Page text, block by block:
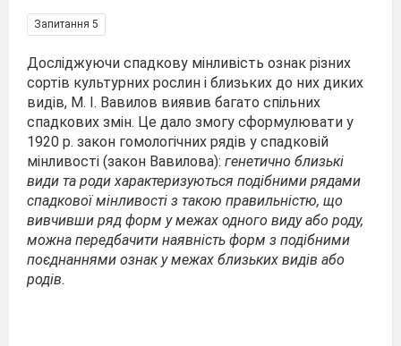
Запитання 5
Досліджуючи спадкову мінливість ознак різних
сортів культурних рослин і близьких до них диких
видів, М. І. Вавилов виявив багато спільних
спадкових змін. Це дало змогу сформулювати у
1920 р. закон гомологічних рядів у спадковій
мінливості (закон Вавилова): генетично близькі
види та роди характеризуються подібними рядами
спадкової мінливості з такою правильністю, що
вивчивши ряд форм у межах одного виду або роду,
можна передбачити наявність форм з подібними
поєднаннями ознак у межах близьких видів або
родів.